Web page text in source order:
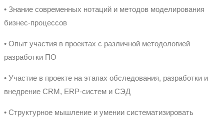
• Знание современных нотаций и методов моделирования
бизнес-процессов
• Опыт участия в проектах с различной методологией
разработки ПО
• Участие в проекте на этапах обследования, разработки и
внедрение CRM, ERP-систем и СЭД
• Структурное мышление и умении систематизировать